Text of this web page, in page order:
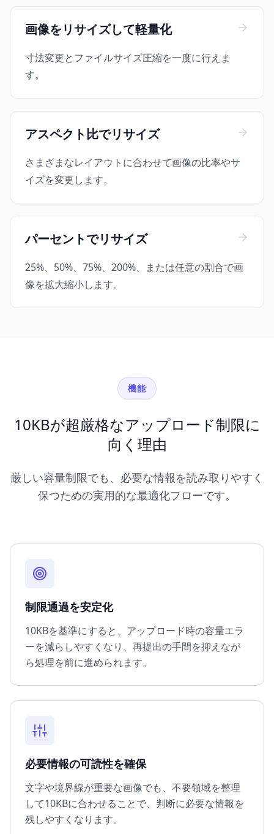
画像をリサイズして軽量化
寸法変更とファイルサイズ圧縮を一度に行えま
す。
アスペクト比でリサイズ
さまざまなレイアウトに合わせて画像の比率やサ
イズを変更します。
パーセントでリサイズ
25%、50%、75%、200%、または任意の割合で画
像を拡大縮小します。
機能
10KBが超厳格なアップロード制限に
向く理由
厳しい容量制限でも、必要な情報を読み取りやすく
保つための実用的な最適化フローです。
制限通過を安定化
10KBを基準にすると、アップロード時の容量エラ
ーを減らしやすくなり、再提出の手間を抑えなが
ら処理を前に進められます。
必要情報の可読性を確保
文字や境界線が重要な画像でも、不要領域を整理
して10KBに合わせることで、判断に必要な情報を
残しやすくなります。